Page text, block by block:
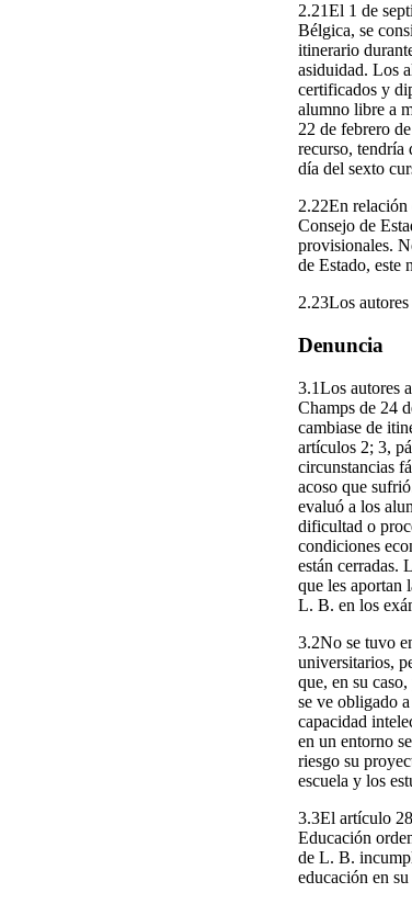
2.21El 1 de
Bélgica, se
itinerario
asiduidad. Los
certificados y
alumno libre a
22 de febrero
recurso, tendría
día del sexto
2.22En relación
Consejo de
provisionales.
de Estado, este
2.23Los
Denuncia
3.1Los autores
Champs de 24
cambiase de
artículos 2; 3,
circunstancias
acoso que
evaluó a los
dificultad o
condiciones
están cerradas.
que les aportan
L. B. en los
3.2No se tuvo
universitarios,
que, en su
se ve obligado
capacidad
en un entorno
riesgo su
escuela y los
3.3El artículo
Educación
de L. B.
educación en